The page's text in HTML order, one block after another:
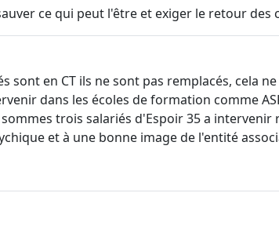
ce qui peut l'être et exiger le retour
en CT ils ne sont pas remplacés, cela
dans les écoles de formation comme
trois salariés d'Espoir 35 a
et à une bonne image de l'entité